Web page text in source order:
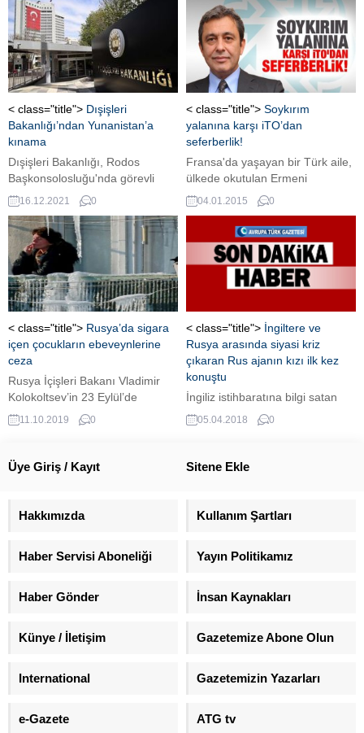
Genel Başkanı Devlet Bahçeli’nin
gündemi değiştiren erken seçim
çağrısının ardından Ankara’da
hareketli bir gün yaşanıyor. MHP
lideri Bahçeli, Beştepe’de
Cumhurbaşkanı Erdoğan ile
görüştükten sonra kurmaylarıyla
bir araya geldi. CHP MYK’da...
kabul edildi. Mahkeme
böceklerin bulunduğu
aramalarda MİT görevlilerine
eşlik eden dönemin başkanlık
başdanışmanı Mustafa Varank'ı
tanık olarak dinlenmesine karar
verdi.
< class="title"> Dışişleri
Bakanlığı’ndan Yunanistan’a
kınama
Dışişleri Bakanlığı, Rodos
Başkonsolosluğu'nda görevli
sözleşmeli Türk sekreterin,
sözde casusluk suçlamasıyla 5
yıl ağır hapis cezasına
çarptırılmasını kınadı.
16.12.2021 0
< class="title"> Soykırım
yalanına karşı iTO’dan
seferberlik!
Fransa'da yaşayan bir Türk aile,
ülkede okutulan Ermeni
soykırımı dersinin kaldırılması
için hukuk mücadelesi başlattı.
İstanbul Ticaret Odası da, Türk
aileye dava masraflarında
destek olmak için harekete geçti.
04.01.2015 0
< class="title"> Rusya’da sigara
içen çocukların ebeveynlerine
ceza
Rusya İçişleri Bakanı Vladimir
Kolokoltsev’in 23 Eylül’de
toplanan Suç Önleme
Komitesi’nde imzaladığı protokol
içen çocukların ebeveynleri idari
Suçlar Kanunu projesine, ‘reşit
ebeveynlerinin yahut yasal
ilişkin hususun eklenmesi
11.10.2019 0
< class="title"> İngiltere ve
Rusya arasında siyasi kriz
çıkaran Rus ajanın kızı ilk kez
konuştu
İngiliz istihbaratına bilgi satan
eski Rus ajan Sergey Skripal ile
kızı Yuliya'nın İngiltere'de
bir gelişme yaşandı. Yoğun
05.04.2018 0
Üye Giriş / Kayıt Sitene Ekle
Hakkımızda Kullanım Şartları
Haber Servisi Aboneliği Yayın Politikamız
Haber Gönder İnsan Kaynakları
Künye / İletişim Gazetemize Abone Olun
International Gazetemizin Yazarları
e-Gazete ATG tv